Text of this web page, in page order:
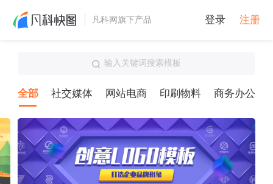
凡科网旗下产品 登录 注册
输入关键词搜索模板
全部 社交媒体 网站电商 印刷物料 商务办公